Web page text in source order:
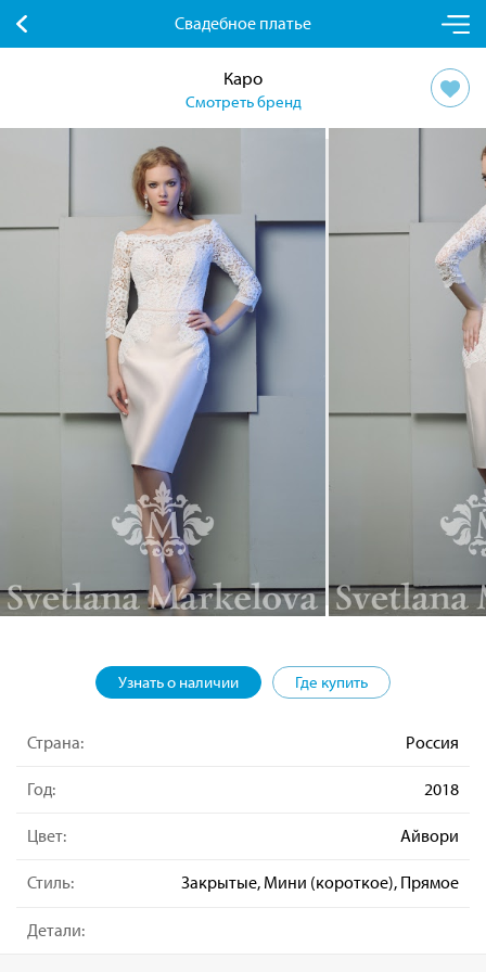
Свадебное платье
Каро
Смотреть бренд
Узнать о наличии Где купить
Страна: Россия
Год: 2018
Цвет: Айвори
Стиль: Закрытые, Мини (короткое), Прямое
Детали: